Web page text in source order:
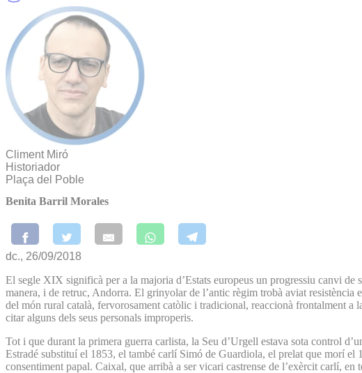
Climent Miró
Historiador
Plaça del Poble
Benita Barril Morales
dc., 26/09/2018
El segle XIX significà per a la majoria d’Estats europeus un progressiu canvi de
manera, i de retruc, Andorra. El grinyolar de l’antic règim trobà aviat
del món rural català, fervorosament catòlic i tradicional, reaccionà frontalment a
citar alguns dels seus personals improperis.
Tot i que durant la primera guerra carlista, la Seu d’Urgell estava sota control
Estradé substituí el 1853, el també carlí Simó de Guardiola, el prelat que morí
consentiment papal. Caixal, que arribà a ser vicari castrense de l’exèrcit carlí,